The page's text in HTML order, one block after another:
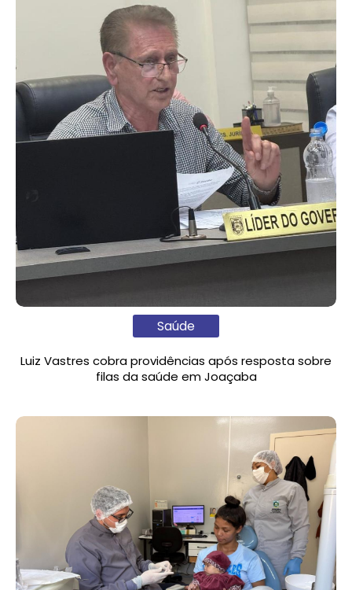
Saúde
Luiz Vastres cobra providências após resposta sobre
filas da saúde em Joaçaba